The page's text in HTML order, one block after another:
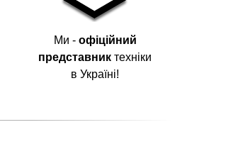
Ми - офіційний
представник техніки
в Україні!